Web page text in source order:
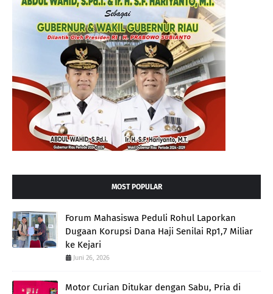
MOST POPULAR
Forum Mahasiswa Peduli Rohul Laporkan
Dugaan Korupsi Dana Haji Senilai Rp1,7 Miliar
ke Kejari
Juni 26, 2026
Motor Curian Ditukar dengan Sabu, Pria di